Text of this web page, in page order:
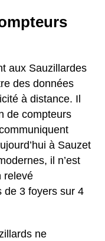
aux Sauzillardes
des données
à distance. Il
de compteurs
à Sauzet
il n’est
relevé
de 3 foyers sur 4
ne